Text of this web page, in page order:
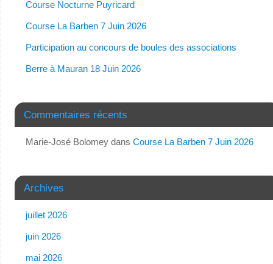
Course Nocturne Puyricard
Course La Barben 7 Juin 2026
Participation au concours de boules des associations
Berre à Mauran 18 Juin 2026
Commentaires récents
Marie-José Bolomeydans Course La Barben 7 Juin 2026
Archives
juillet 2026
juin 2026
mai 2026